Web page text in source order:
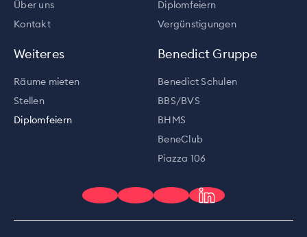
Über uns
Kontakt
Diplomfeiern
Vergünstigungen
Weiteres
Räume mieten
Stellen
Diplomfeiern
Benedict Gruppe
Benedict Schulen
BBS/BVS
BHMS
BeneClub
Piazza 106